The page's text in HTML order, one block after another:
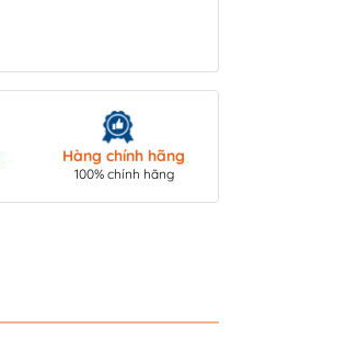
Hàng chính hãng
100% chính hãng